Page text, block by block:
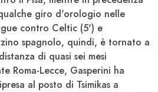
giro d'orologio nelle
contro Celtic (5') e
spagnolo, quindi, è tornato a
di quasi sei mesi
Roma-Lecce, Gasperini ha
al posto di Tsimikas a